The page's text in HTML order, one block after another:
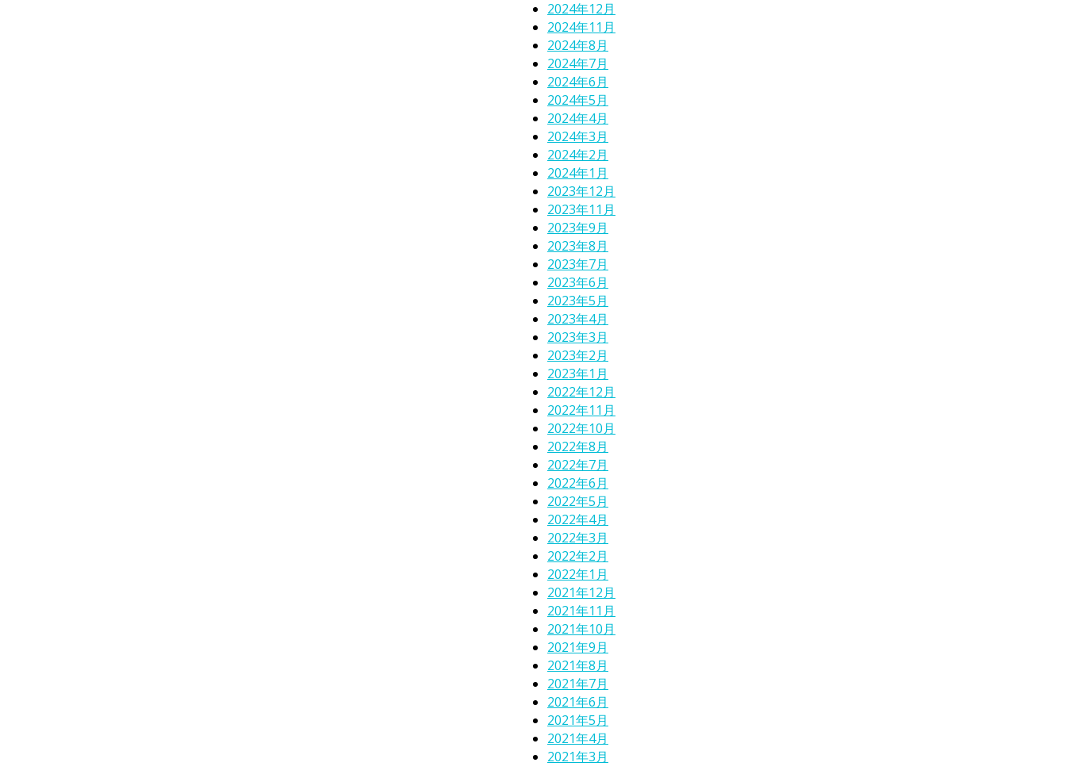
2024年12月
2024年11月
2024年8月
2024年7月
2024年6月
2024年5月
2024年4月
2024年3月
2024年2月
2024年1月
2023年12月
2023年11月
2023年9月
2023年8月
2023年7月
2023年6月
2023年5月
2023年4月
2023年3月
2023年2月
2023年1月
2022年12月
2022年11月
2022年10月
2022年8月
2022年7月
2022年6月
2022年5月
2022年4月
2022年3月
2022年2月
2022年1月
2021年12月
2021年11月
2021年10月
2021年9月
2021年8月
2021年7月
2021年6月
2021年5月
2021年4月
2021年3月